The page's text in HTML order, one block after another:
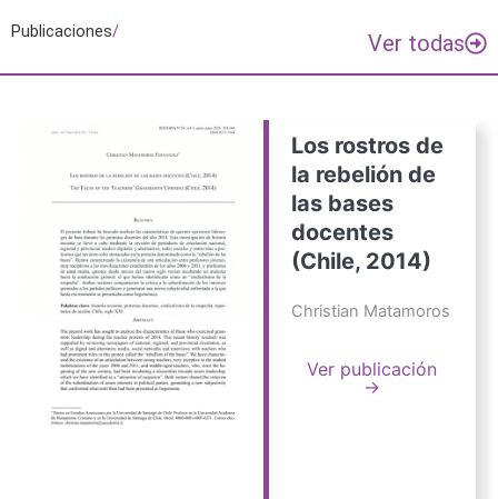
Publicaciones/ Ver todas
Los rostros de
la rebelión de
las bases
docentes
(Chile, 2014)
Christian Matamoros
Ver publicación
→